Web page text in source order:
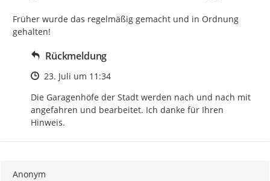
Früher wurde das regelmäßig gemacht und in Ordnung
gehalten!
Rückmeldung
Zeitpunkt des Erstellens
23. Juli um 11:34
Die Garagenhöfe der Stadt werden nach und nach mit
angefahren und bearbeitet. Ich danke für Ihren
Hinweis.
Anonym